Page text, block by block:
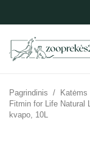
Pagrindinis / Katėms
Fitmin for Life Natural
kvapo, 10L